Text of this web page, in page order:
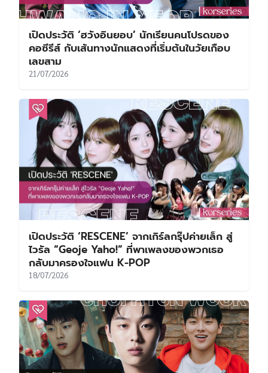
เปิดประวัติ ‘ฮวังอินยอบ’ นักเรียนคนโปรดของ
คอซีรีส์ กับเส้นทางนักแสดงที่เริ่มต้นในวัยเกือบ
เลขสาม
21/07/2026
เปิดประวัติ ‘RESCENE’ จากเกิร์ลกรุ๊ปค่ายเล็ก สู่
ไวรัล “Geoje Yaho!” ที่พาเพลงของพวกเธอ
กลับมาครองใจแฟน K-POP
18/07/2026